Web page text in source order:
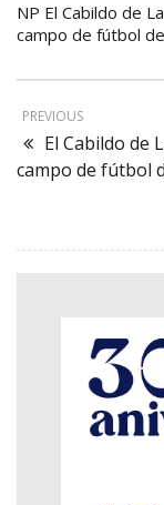
NP El Cabildo de
campo de fútbol
PREVIOUS
El Cabildo de
campo de fútbol